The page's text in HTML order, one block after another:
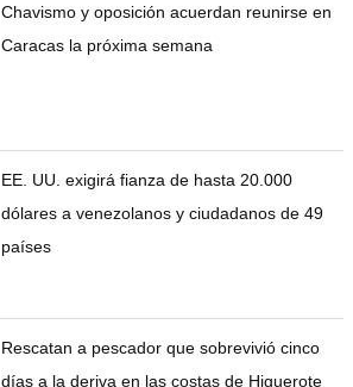
Chavismo y oposición acuerdan reunirse en
Caracas la próxima semana
EE. UU. exigirá fianza de hasta 20.000
dólares a venezolanos y ciudadanos de 49
países
Rescatan a pescador que sobrevivió cinco
días a la deriva en las costas de Higuerote